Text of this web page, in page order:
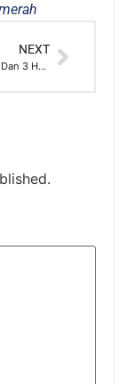
NEXT
Puasa Arafah Dan 3 Hal Penting Yang Harus Diketahui